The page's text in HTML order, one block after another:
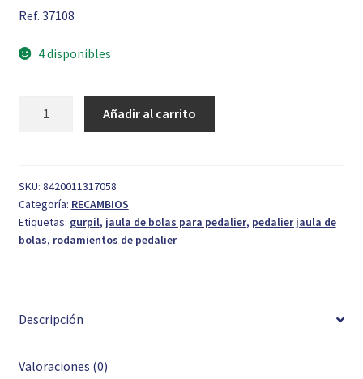
original
era:
Ref. 37108
4 disponibles
para
Pedalier
cantidad
Añadir al carrito
SKU: 8420011317058
Categoría: RECAMBIOS
Etiquetas: gurpil, jaula de bolas para pedalier, pedalier jaula de
bolas, rodamientos de pedalier
Descripción
Valoraciones (0)